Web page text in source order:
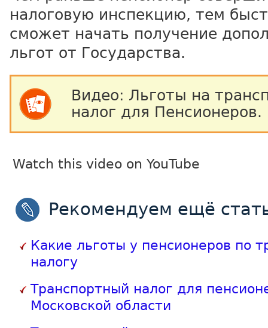
налоговую инспекцию, тем
сможет начать получение
льгот от Государства.
Видео: Льготы на
налог для Пенсионеров.
Watch this video on YouTube
Рекомендуем ещё
Какие льготы у пенсионеров по
налогу
Транспортный налог для
Московской области